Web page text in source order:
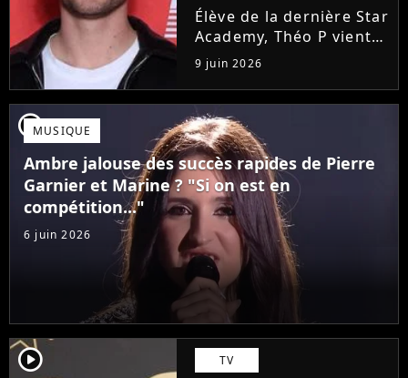
Élève de la dernière Star
Academy, Théo P vient
de sortir son premier
single Garçon solide. En
interview, l'ancien
candidat se livre à
coeur ouvert sur
l'avenir incertain dans
le milieu...
9 juin 2026
player2MUSIQUE
Ambre jalouse des succès rapides de Pierre
Garnier et Marine ? "Si on est en
compétition..."
6 juin 2026
player2 TV